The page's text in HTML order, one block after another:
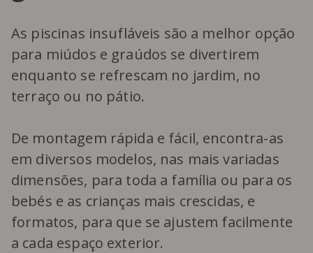
As piscinas insufláveis são a melhor opção
para miúdos e graúdos se divertirem
enquanto se refrescam no jardim, no
terraço ou no pátio.
De montagem rápida e fácil, encontra-as
em diversos modelos, nas mais variadas
dimensões, para toda a família ou para os
bebés e as crianças mais crescidas, e
formatos, para que se ajustem facilmente
a cada espaço exterior.